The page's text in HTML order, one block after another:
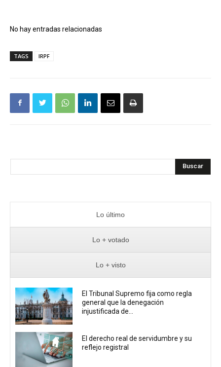
No hay entradas relacionadas
TAGS IRPF
Buscar
Lo último
Lo + votado
Lo + visto
El Tribunal Supremo fija como regla
general que la denegación
injustificada de...
El derecho real de servidumbre y su
reflejo registral